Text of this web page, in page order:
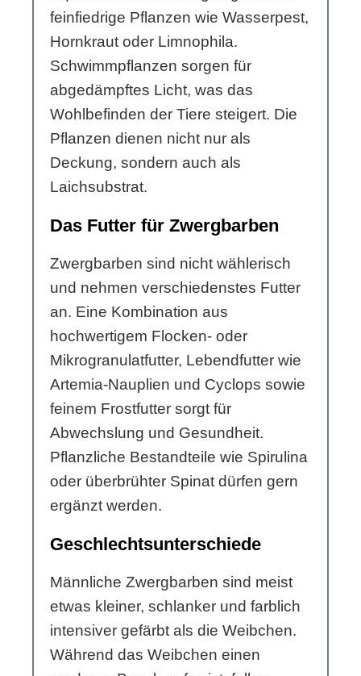
feinfiedrige Pflanzen wie Wasserpest,
Hornkraut oder Limnophila.
Schwimmpflanzen sorgen für
abgedämpftes Licht, was das
Wohlbefinden der Tiere steigert. Die
Pflanzen dienen nicht nur als
Deckung, sondern auch als
Laichsubstrat.
Das Futter für Zwergbarben
Zwergbarben sind nicht wählerisch
und nehmen verschiedenstes Futter
an. Eine Kombination aus
hochwertigem Flocken- oder
Mikrogranulatfutter, Lebendfutter wie
Artemia-Nauplien und Cyclops sowie
feinem Frostfutter sorgt für
Abwechslung und Gesundheit.
Pflanzliche Bestandteile wie Spirulina
oder überbrühter Spinat dürfen gern
ergänzt werden.
Geschlechtsunterschiede
Männliche Zwergbarben sind meist
etwas kleiner, schlanker und farblich
intensiver gefärbt als die Weibchen.
Während das Weibchen einen